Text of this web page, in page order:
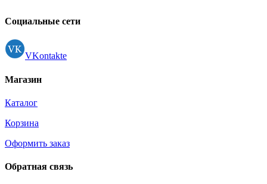
Регистрация
Социальные сети
VKontakte
Магазин
Каталог
Корзина
Оформить заказ
Обратная связь